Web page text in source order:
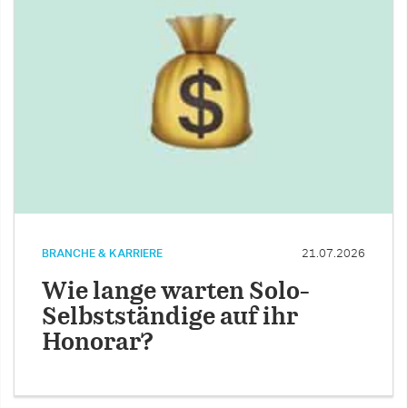
BRANCHE & KARRIERE 21.07.2026
Wie lange warten Solo-
Selbstständige auf ihr
Honorar?